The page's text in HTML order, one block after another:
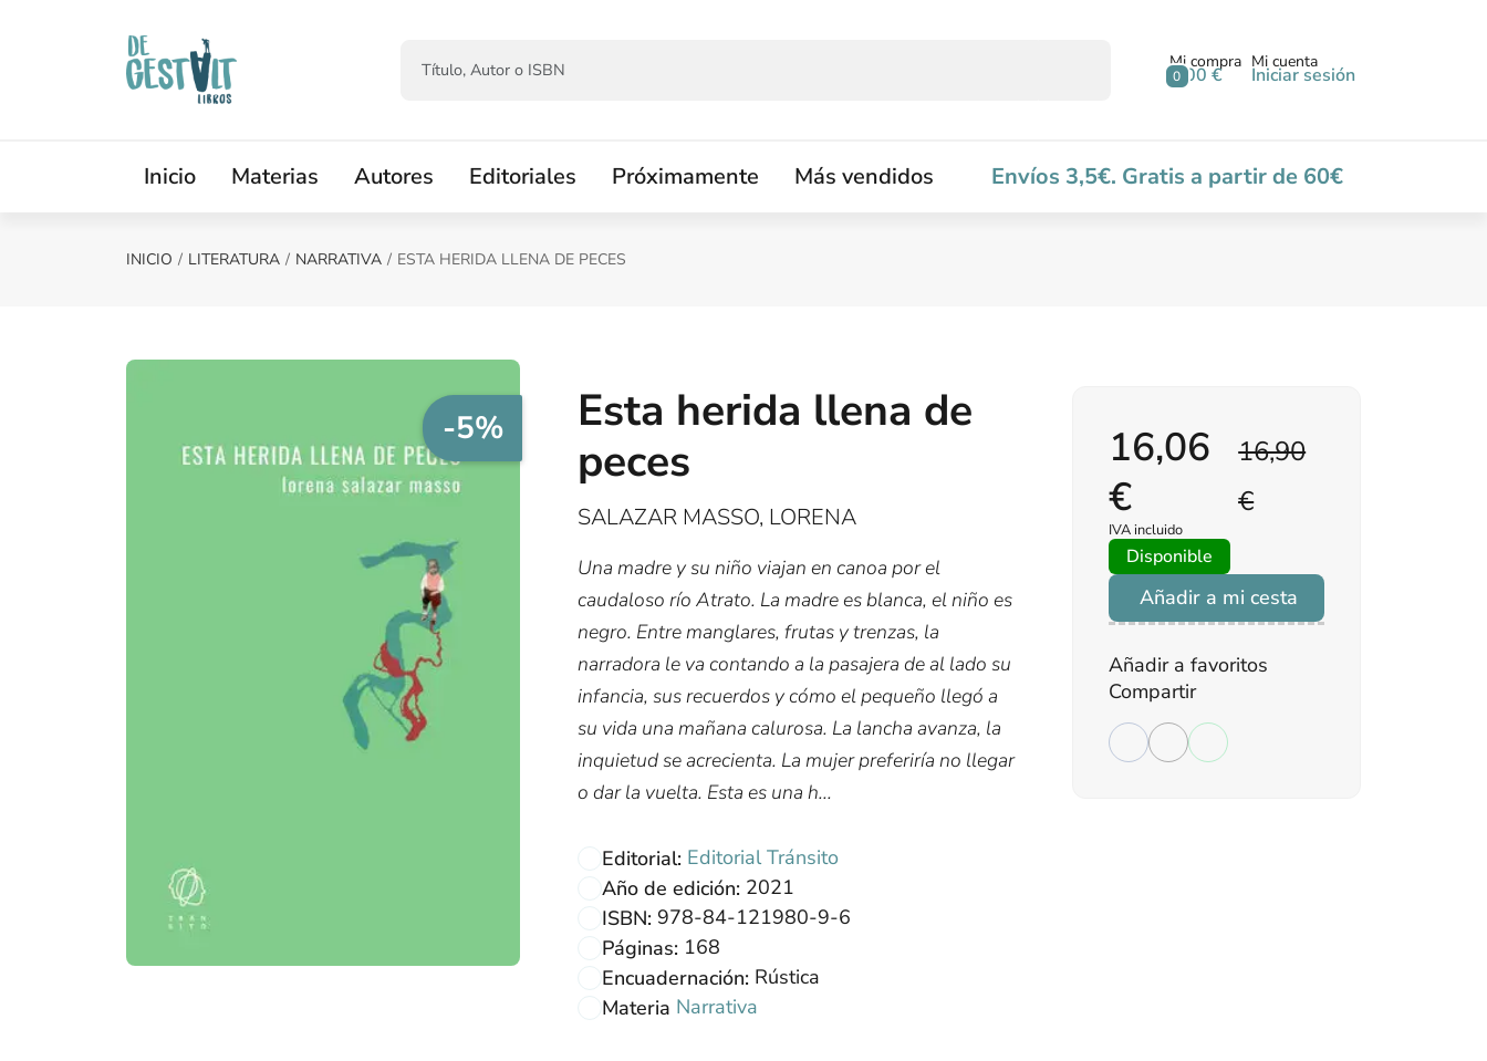
0
Mi compra
0,00 €
Mi cuenta
Iniciar sesión
Inicio Materias Autores Editoriales Próximamente Más vendidos Envíos 3,5€. Gratis a partir de 60€
INICIO LITERATURA NARRATIVA ESTA HERIDA LLENA DE PECES
-5%
Esta herida llena de
peces
SALAZAR MASSO, LORENA
Una madre y su niño viajan en canoa por el
caudaloso río Atrato. La madre es blanca, el niño es
negro. Entre manglares, frutas y trenzas, la
narradora le va contando a la pasajera de al lado su
infancia, sus recuerdos y cómo el pequeño llegó a
su vida una mañana calurosa. La lancha avanza, la
inquietud se acrecienta. La mujer preferiría no llegar
o dar la vuelta. Esta es una h...
Editorial: Editorial Tránsito
Año de edición: 2021
ISBN: 978-84-121980-9-6
Páginas: 168
Encuadernación: Rústica
Materia Narrativa
16,90
€
16,06
€
IVA incluido
Disponible
Añadir a mi cesta
Añadir a favoritos
Compartir